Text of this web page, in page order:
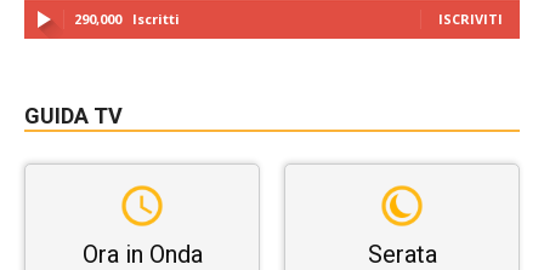
290,000 Iscritti ISCRIVITI
GUIDA TV
Ora in Onda Serata